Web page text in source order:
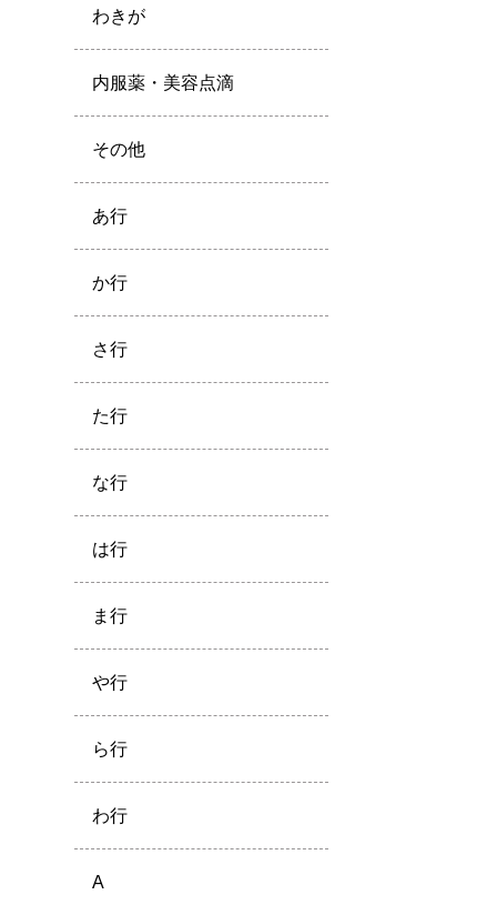
わきが
内服薬・美容点滴
その他
あ行
か行
さ行
た行
な行
は行
ま行
や行
ら行
わ行
A